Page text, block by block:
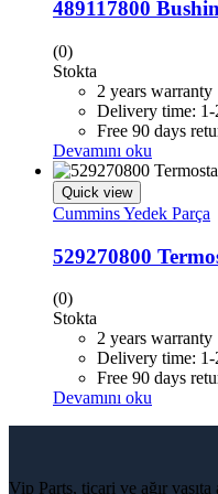
489117800
(0)
Stokta
2 years warranty
Delivery time: 1-
Free 90 days
Devamını oku
Quick view
Cummins Yedek Parça
529270800
(0)
Stokta
2 years warranty
Delivery time: 1-
Free 90 days
Devamını oku
Vip Parts, ticari ve ağır